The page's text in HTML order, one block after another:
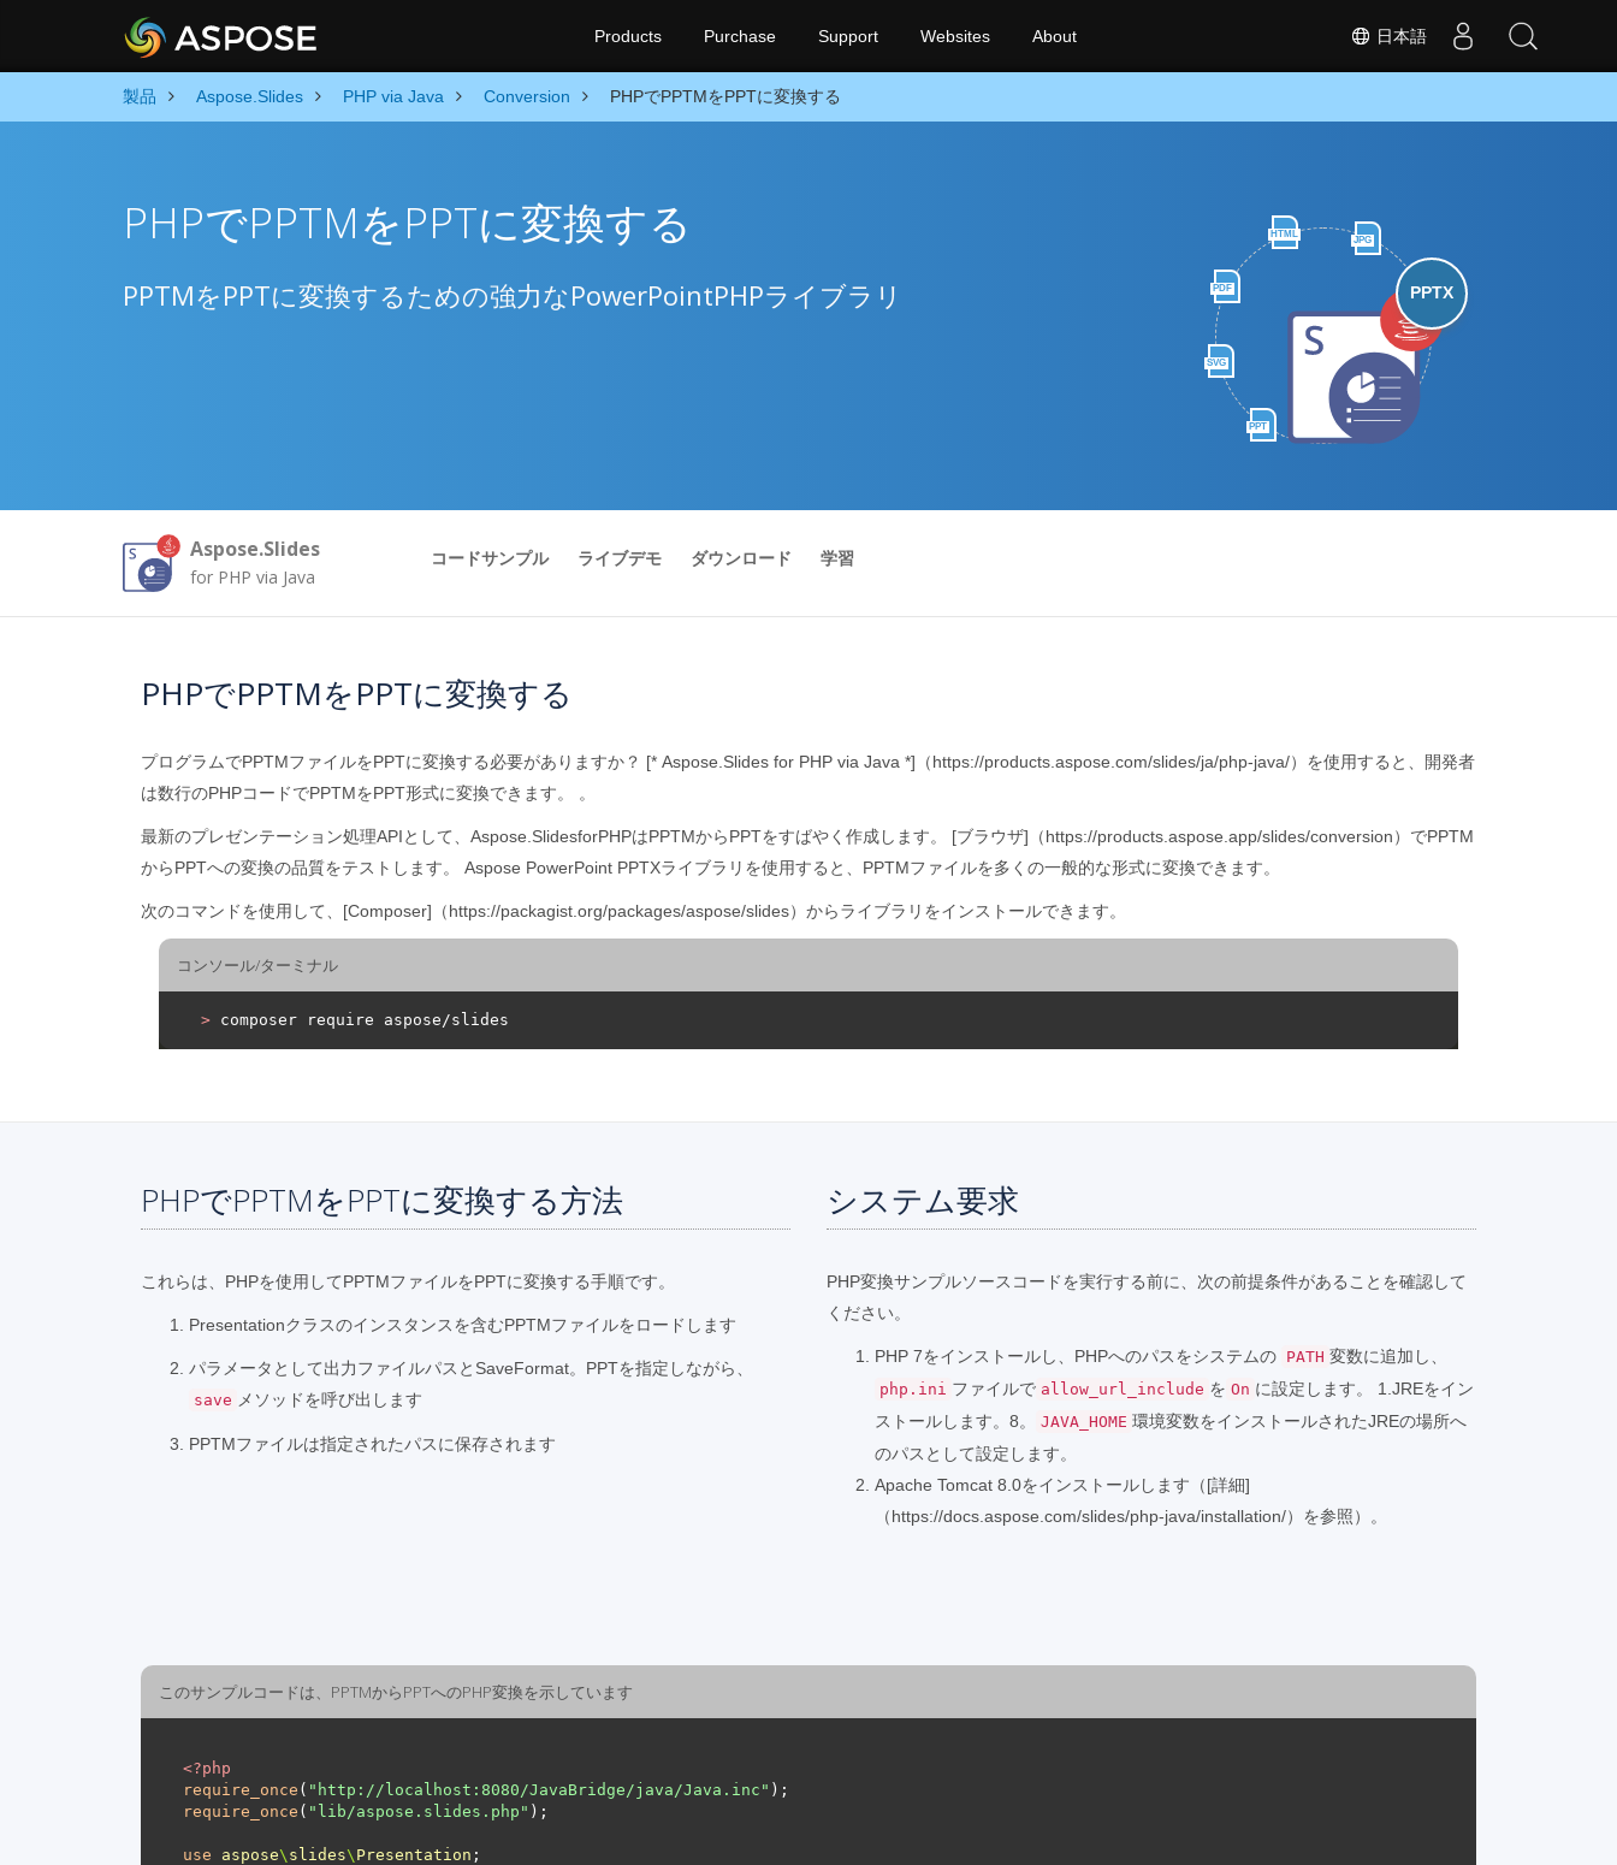
日本語
Products Purchase Support Websites About
製品 Aspose.Slides PHP via Java Conversion PHPでPPTMをPPTに変換する
HTML
JPG
PDF
SVG
PPT
PPTX
PHPでPPTMをPPTに変換する
PPTMをPPTに変換するための強力なPowerPointPHPライブラリ
Aspose.Slides
for PHP via Java
コードサンプル ライブデモ ダウンロード 学習
PHPでPPTMをPPTに変換する
プログラムでPPTMファイルをPPTに変換する必要がありますか？ [* Aspose.Slides for PHP via Java *]（https://products.aspose.com/slides/ja/php-java/）を使用すると、開発者
は数行のPHPコードでPPTMをPPT形式に変換できます。 。
最新のプレゼンテーション処理APIとして、Aspose.SlidesforPHPはPPTMからPPTをすばやく作成します。 [ブラウザ]（https://products.aspose.app/slides/conversion）でPPTM
からPPTへの変換の品質をテストします。 Aspose PowerPoint PPTXライブラリを使用すると、PPTMファイルを多くの一般的な形式に変換できます。
次のコマンドを使用して、[Composer]（https://packagist.org/packages/aspose/slides）からライブラリをインストールできます。
コンソール/ターミナル
> composer require aspose/slides
PHPでPPTMをPPTに変換する方法
これらは、PHPを使用してPPTMファイルをPPTに変換する手順です。
Presentationクラスのインスタンスを含むPPTMファイルをロードします
パラメータとして出力ファイルパスとSaveFormat。PPTを指定しながら、
save メソッドを呼び出します
PPTMファイルは指定されたパスに保存されます
システム要求
PHP変換サンプルソースコードを実行する前に、次の前提条件があることを確認して
ください。
PHP 7をインストールし、PHPへのパスをシステムの PATH 変数に追加し、
php.ini ファイルで allow_url_include を On に設定します。 1.JREをイン
ストールします。8。
JAVA_HOME 環境変数をインストールされたJREの場所へ
のパスとして設定します。
Apache Tomcat 8.0をインストールします（[詳細]
（https://docs.aspose.com/slides/php-java/installation/）を参照）。
このサンプルコードは、PPTMからPPTへのPHP変換を示しています
<?php
require_once ( "http://localhost:8080/JavaBridge/java/Java.inc"
require_once ( "lib/aspose.slides.php"
use aspose\ slides\ Presentation